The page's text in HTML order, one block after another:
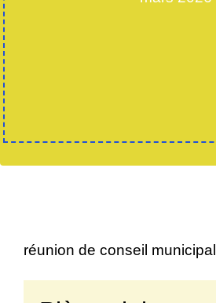
réunion de conseil municipal